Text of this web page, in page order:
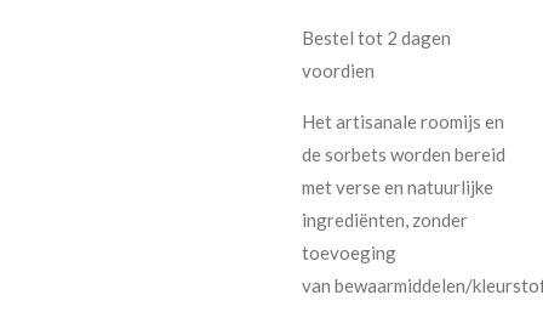
Bestel tot 2 dagen
voordien
Het artisanale roomijs en
de sorbets worden bereid
met verse en natuurlijke
ingrediënten, zonder
toevoeging
van bewaarmiddelen/